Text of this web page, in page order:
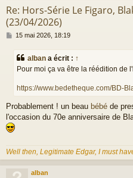
Re: Hors-Série Le Figaro,
(23/04/2026)
M
s
15 mai 2026, 18:19
alban a écrit : ↑
Pour moi ça va être la réédition de
https://www.bedetheque.com/BD-
Probablement ! un beau bébé de
l'occasion du 70e anniversaire de
Well then, Legitimate Edgar, I must
alban